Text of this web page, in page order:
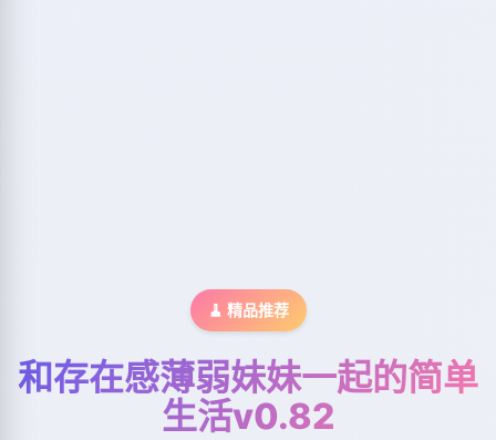
🧹 精品推荐
和存在感薄弱妹妹一起的简单
生活v0.82